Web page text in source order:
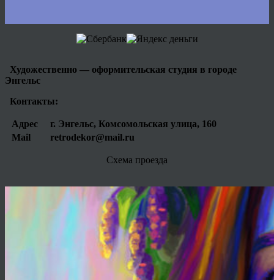
Художественно — оформительская студия в городе
Энгельс
Контакты:
Адрес
г. Энгельс, Комсомольская улица, 160
Mail
retrodekor@mail.ru
Схема проезда